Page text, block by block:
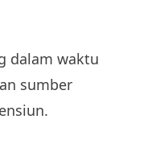
dalam waktu
sumber